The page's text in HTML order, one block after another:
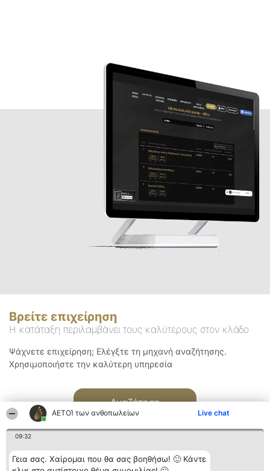
ΑΕΤΟΊ των ανθοπωλείων Live chat
09:32
Γεια σας. Χαίρομαι που θα σας βοηθήσω! 🙂 Κάντε
Βρείτε επιχείρηση
Η κατάταξη περιλαμβάνει τους καλύτερους στον κλάδο
Ψάχνετε επιχείρηση; Ελέγξτε τη μηχανή αναζήτησης.
Χρησιμοποιήστε την καλύτερη υπηρεσία
Αναζήτηση